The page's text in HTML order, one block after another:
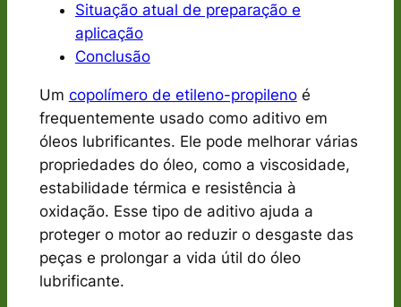
Situação atual de preparação e
aplicação
Conclusão
Um copolímero de etileno-propilenoé
frequentemente usado como aditivo em
óleos lubrificantes. Ele pode melhorar várias
propriedades do óleo, como a viscosidade,
estabilidade térmica e resistência à
oxidação. Esse tipo de aditivo ajuda a
proteger o motor ao reduzir o desgaste das
peças e prolongar a vida útil do óleo
lubrificante.